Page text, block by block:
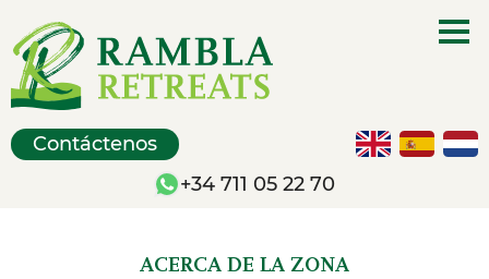
+34 711 05 22 70
Contáctenos
ACERCA DE LA ZONA